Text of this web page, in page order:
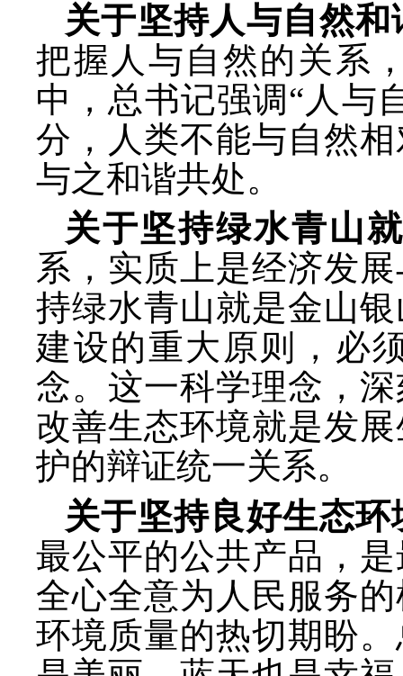
关于坚持人与自然和
把握人与自然的关系
中，总书记强调“人与
分，人类不能与自然
与之和谐共处。
关于坚持绿水青山
系，实质上是经济发
持绿水青山就是金山
建设的重大原则，必
念。这一科学理念，
改善生态环境就是发
护的辩证统一关系。
关于坚持良好生态
最公平的公共产品，
全心全意为人民服务
环境质量的热切期盼